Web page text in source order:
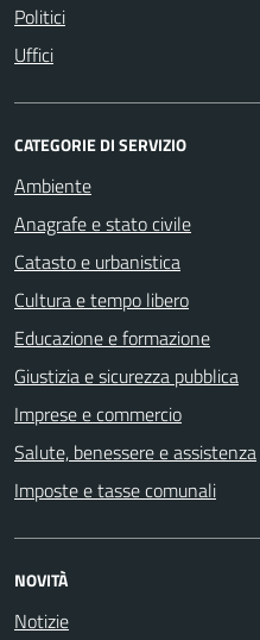
Politici
Uffici
CATEGORIE DI SERVIZIO
Ambiente
Anagrafe e stato civile
Catasto e urbanistica
Cultura e tempo libero
Educazione e formazione
Giustizia e sicurezza pubblica
Imprese e commercio
Salute, benessere e assistenza
Imposte e tasse comunali
NOVITÀ
Notizie